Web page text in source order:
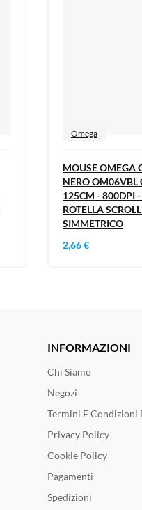
Omega
MOUSE OMEGA
NERO OM06VBL
125CM - 800DPI -
ROTELLA
SIMMETRICO
2,66 €
INFORMAZIONI
Chi Siamo
Negozi
Termini E Condizioni
Privacy Policy
Cookie Policy
Pagamenti
Spedizioni